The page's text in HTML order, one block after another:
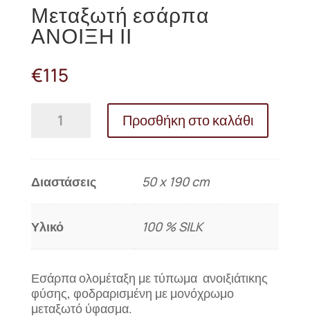
Μεταξωτή εσάρπα
ΑΝΟΙΞΗ ΙΙ
€115
εσάρπα
ΙΙ
Προσθήκη στο καλάθι
Διαστάσεις 50 x 190 cm
Υλικό 100 % SILK
Εσάρπα ολομέταξη με τύπωμα ανοιξιάτικης
φύσης, φοδραρισμένη με μονόχρωμο
μεταξωτό ύφασμα.